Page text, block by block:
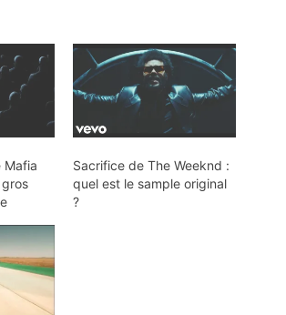
Mafia
Sacrifice de The Weeknd :
quel est le sample original
?